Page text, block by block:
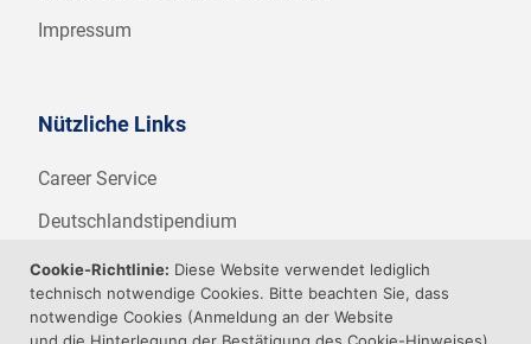
Impressum
Nützliche Links
Career Service
Deutschlandstipendium
WHZ Firmenstipendium
Weitere Angebote der WHZ
Cookie-Richtlinie: Diese Website verwendet lediglich
technisch notwendige Cookies. Bitte beachten Sie, dass
notwendige Cookies (Anmeldung an der Website